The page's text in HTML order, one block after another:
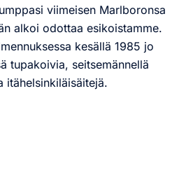
viimeisen Marlboronsa
alkoi odottaa esikoistamme.
kesällä 1985 jo
tupakoivia, seitsemännellä
itähelsinkiläisäitejä.